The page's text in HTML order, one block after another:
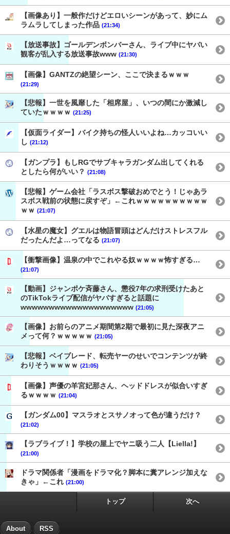
【画像あり】一般作だけどエロいシーンがあって、妙にム
ラムラしてしまった作品 (21:34)
【放送事故】ゴールデンボンバーさん、ライブ中にヤバい
観客が乱入する放送事故www (21:30)
【画像】GANTZの絶望シーン、ここで決まるｗｗｗ
(21:29)
【悲報】一世を風靡した「相席屋」、いつの間にか激減し
ていたｗｗｗｗ (21:25)
【仮面ライダー】バイク持ちの怪人いいよね…カッコいい
し (21:12)
【ガンプラ】もしRGでサブキャラガンダム出してくれる
としたら何がいい？ (21:08)
【悲報】ゲーム会社「ラスボス撃破おめでとう！じゃあラ
スボス戦前の状態に戻すぞ」←これｗｗｗｗｗｗｗｗｗｗ
ｗｗ (21:07)
【水星の魔女】グエルは物語冒頭はどんだけストレスフル
だったんだよ…ってなる (21:07)
【衝撃画像】温泉の中でこれやる奴ｗｗｗｗ怖すぎる…
(21:07)
【動画】ジャンポケ斉藤さん、懲役7年の求刑受けたあと
のTikTokライブ配信がヤバすぎると話題に
wwwwwwwwwwwwwwwwwwww (21:05)
【画像】お前らのアニメ期間第2期で最初に見た深夜アニ
メって何？ｗｗｗｗｗ (21:05)
【悲報】ベイブレード、転売ヤーのせいでコンテンツが終
わりそうｗｗｗｗ (21:05)
【画像】声優の羊宮妃那さん、ヘッドドレスが似合いすぎ
るｗｗｗｗ (21:04)
【ガンダム00】マスラオとスサノオって色が違うだけ？
(21:02)
【ラブライブ！】学校の屋上でヤニ吸う二人【Liella!】
(21:00)
ドラマ関係者「漫画をドラマ化？脚本に糞アレンジ加えな
きゃ」←これ (21:00)
トップ 次へ
About RSS